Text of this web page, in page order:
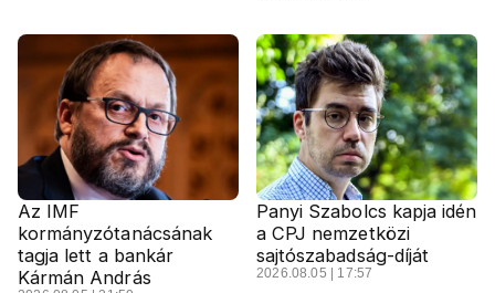
Az IMF
kormányzótanácsának
tagja lett a bankár
Kármán András
Panyi Szabolcs kapja idén
a CPJ nemzetközi
sajtószabadság-díját
2026.08.05 | 17:57